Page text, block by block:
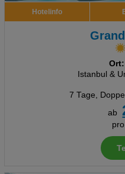
Hotelinfo
Ort:
Istanbul &
7 Tage,
ab